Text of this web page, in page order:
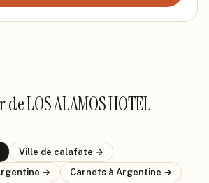
deLOS ALAMOS HOTEL
Ville de calafate →
→ Carnets à Argentine →